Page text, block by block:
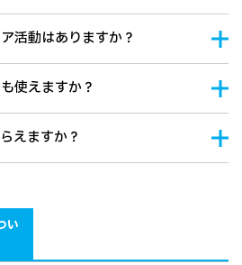
活動はありますか？
使えますか？
えますか？
い